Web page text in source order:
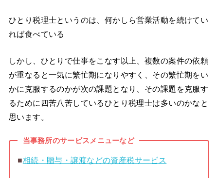
ひとり税理士というのは、何かしら営業活動を続けてい
れば食べている
しかし、ひとりで仕事をこなす以上、複数の案件の依頼
が重なると一気に繁忙期になりやすく、その繁忙期をい
かに克服するのかが次の課題となり、その課題を克服す
るために四苦八苦しているひとり税理士は多いのかなと
思います。
当事務所のサービスメニューなど
■相続・贈与・譲渡などの資産税サービス